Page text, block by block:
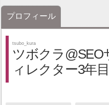
プロフィール
tsubo_kura
ツボクラ@SEO
ィレクター3年目